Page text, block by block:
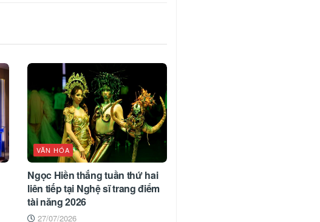
VĂN HÓA
Ngọc Hiền thắng tuần thứ hai
liên tiếp tại Nghệ sĩ trang điểm
tài năng 2026
27/07/2026